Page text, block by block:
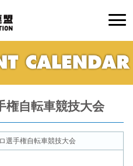
権自転車競技大会
選手権自転車競技大会